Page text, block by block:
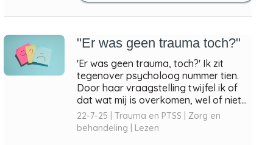
"Er was geen trauma toch?"
'Er was geen trauma, toch?' Ik zit
tegenover psycholoog nummer tien.
Door haar vraagstelling twijfel ik of
dat wat mij is overkomen, wel of niet...
22-7-25 | Trauma en PTSS | Zorg en
behandeling | Lezen